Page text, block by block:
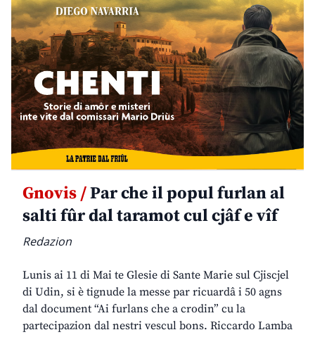
Gnovis /Par che il popul furlan al
salti fûr dal taramot cul cjâf e vîf
Redazion
Lunis ai 11 di Mai te Glesie di Sante Marie sul Cjiscjel
di Udin, si è tignude la messe par ricuardâ i 50 agns
dal document “Ai furlans che a crodin” cu la
partecipazion dal nestri vescul bons. Riccardo Lamba